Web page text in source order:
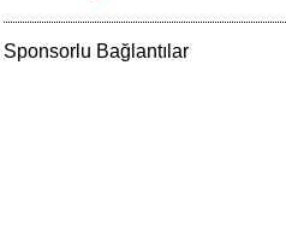
Sponsorlu Bağlantılar